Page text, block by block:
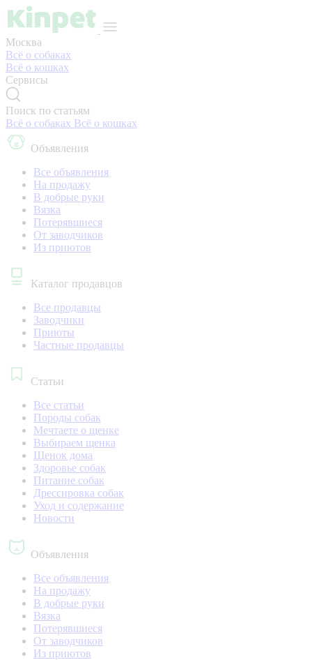
Москва
Всё о собаках
Всё о кошках
Сервисы
Поиск по статьям
Всё о собаках Всё о кошках
Объявления
Все объявления
На продажу
В добрые руки
Вязка
Потерявшиеся
От заводчиков
Из приютов
Каталог продавцов
Все продавцы
Заводчики
Приюты
Частные продавцы
Статьи
Все статьи
Породы собак
Мечтаете о щенке
Выбираем щенка
Щенок дома
Здоровье собак
Питание собак
Дрессировка собак
Уход и содержание
Новости
Объявления
Все объявления
На продажу
В добрые руки
Вязка
Потерявшиеся
От заводчиков
Из приютов